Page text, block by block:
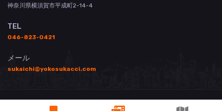
神奈川県横須賀市平成町2-14-4
TEL
046-823-0421
メール
sukaichi@yokosukacci.com
© 横須賀商工会議所 All Rights Reserved.